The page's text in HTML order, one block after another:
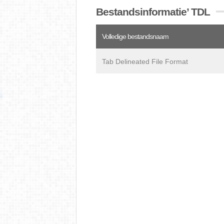
Bestandsinformatie’ TDL
Volledige bestandsnaam
Tab Delineated File Format